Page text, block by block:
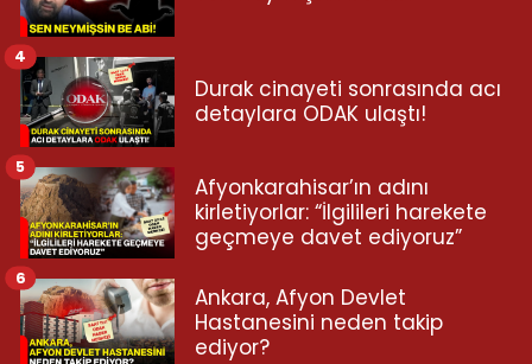
Durak cinayeti sonrasında acı
detaylara ODAK ulaştı!
4
Afyonkarahisar’ın adını
kirletiyorlar: “İlgilileri harekete
geçmeye davet ediyoruz”
5
Ankara, Afyon Devlet
Hastanesini neden takip
ediyor?
6